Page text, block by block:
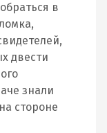
в
двести
знали
стороне